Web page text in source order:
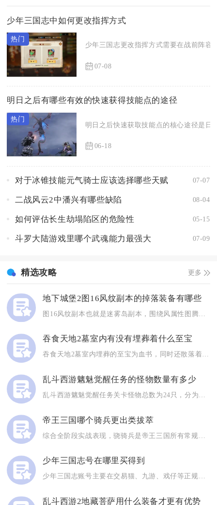
少年三国志中如何更改指挥方式
少年三国志更改指挥方式需要在战前阵容
07-08
明日之后有哪些有效的快速获得技能点的途径
明日之后快速获取技能点的核心途径是日
06-18
对于冰锥技能元气骑士应该选择哪些天赋 07-07
二战风云2中潘兴有哪些缺陷 08-04
如何评估长生劫塌陷区的危险性 05-15
斗罗大陆游戏里哪个武魂能力最强大 07-09
精选攻略 更多
地下城堡2图16风纹副本的掉落装备有哪些
吞食天地2墓室内有没有埋葬着什么至宝
吞食天地2墓室内埋葬的至宝为血书，同时还散落着赤龙剑、银仙石...
乱斗西游魑魅觉醒任务的怪物数量有多少
帝王三国哪个骑兵更出类拔萃
少年三国志号在哪里买得到
乱斗西游2地藏菩萨用什么装备才更有优势